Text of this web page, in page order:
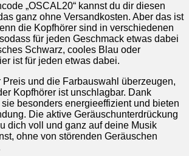
„OSCAL20“ kannst du dir diesen
ganz ohne Versandkosten. Aber das ist
die Kopfhörer sind in verschiedenen
für jeden Geschmack etwas dabei
Schwarz, cooles Blau oder
ist für jeden etwas dabei.
Preis und die Farbauswahl überzeugen,
Kopfhörer ist unschlagbar. Dank
besonders energieeffizient und bieten
Die aktive Geräuschunterdrückung
dich voll und ganz auf deine Musik
ohne von störenden Geräuschen